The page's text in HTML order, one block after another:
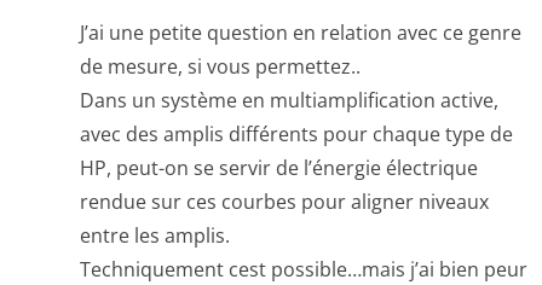
J’ai une petite question en relation avec ce genre
de mesure, si vous permettez..
Dans un système en multiamplification active,
avec des amplis différents pour chaque type de
HP, peut-on se servir de l’énergie électrique
rendue sur ces courbes pour aligner niveaux
entre les amplis.
Techniquement cest possible…mais j’ai bien peur